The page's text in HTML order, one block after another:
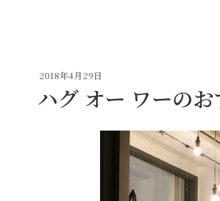
投
日:
2018年4月29日
ハグ オー ワーの